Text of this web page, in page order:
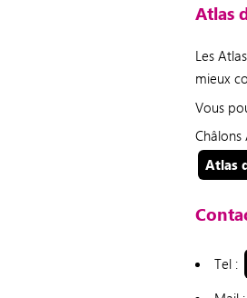
Atlas
Les
mieux
Vous
Atlas
Tel :